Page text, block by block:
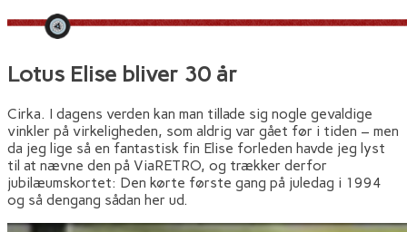
Lotus Elise bliver 30 år
Cirka. I dagens verden kan man tillade sig nogle gevaldige
vinkler på virkeligheden, som aldrig var gået før i tiden – men
da jeg lige så en fantastisk fin Elise forleden havde jeg lyst
til at nævne den på ViaRETRO, og trækker derfor
jubilæumskortet: Den kørte første gang på juledag i 1994
og så dengang sådan her ud.